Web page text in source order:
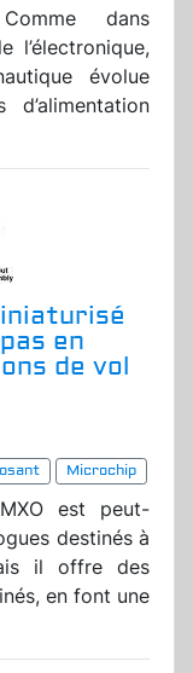
dans
l’électronique,
évolue
en
de vol
Microchip
est peut-
destinés à
il offre des
en font une